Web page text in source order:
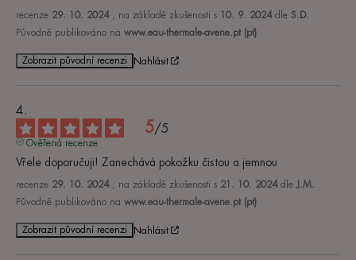
recenze 29. 10. 2024 , na základě zkušenosti s 10. 9. 2024 dle S.D.
Původně publikováno na www.eau-thermale-avene.pt (pt)
Zobrazit původní recenzi Nahlásit
5/5
Ověřená recenze
Vřele doporučuji! Zanechává pokožku čistou a jemnou
recenze 29. 10. 2024 , na základě zkušenosti s 21. 10. 2024 dle
J.M.
Původně publikováno na www.eau-thermale-avene.pt (pt)
Zobrazit původní recenzi Nahlásit